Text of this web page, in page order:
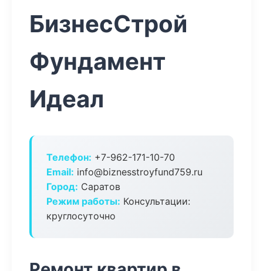
БизнесСтрой
Фундамент
Идеал
Телефон: +7-962-171-10-70
Email: info@biznesstroyfund759.ru
Город: Саратов
Режим работы: Консультации:
круглосуточно